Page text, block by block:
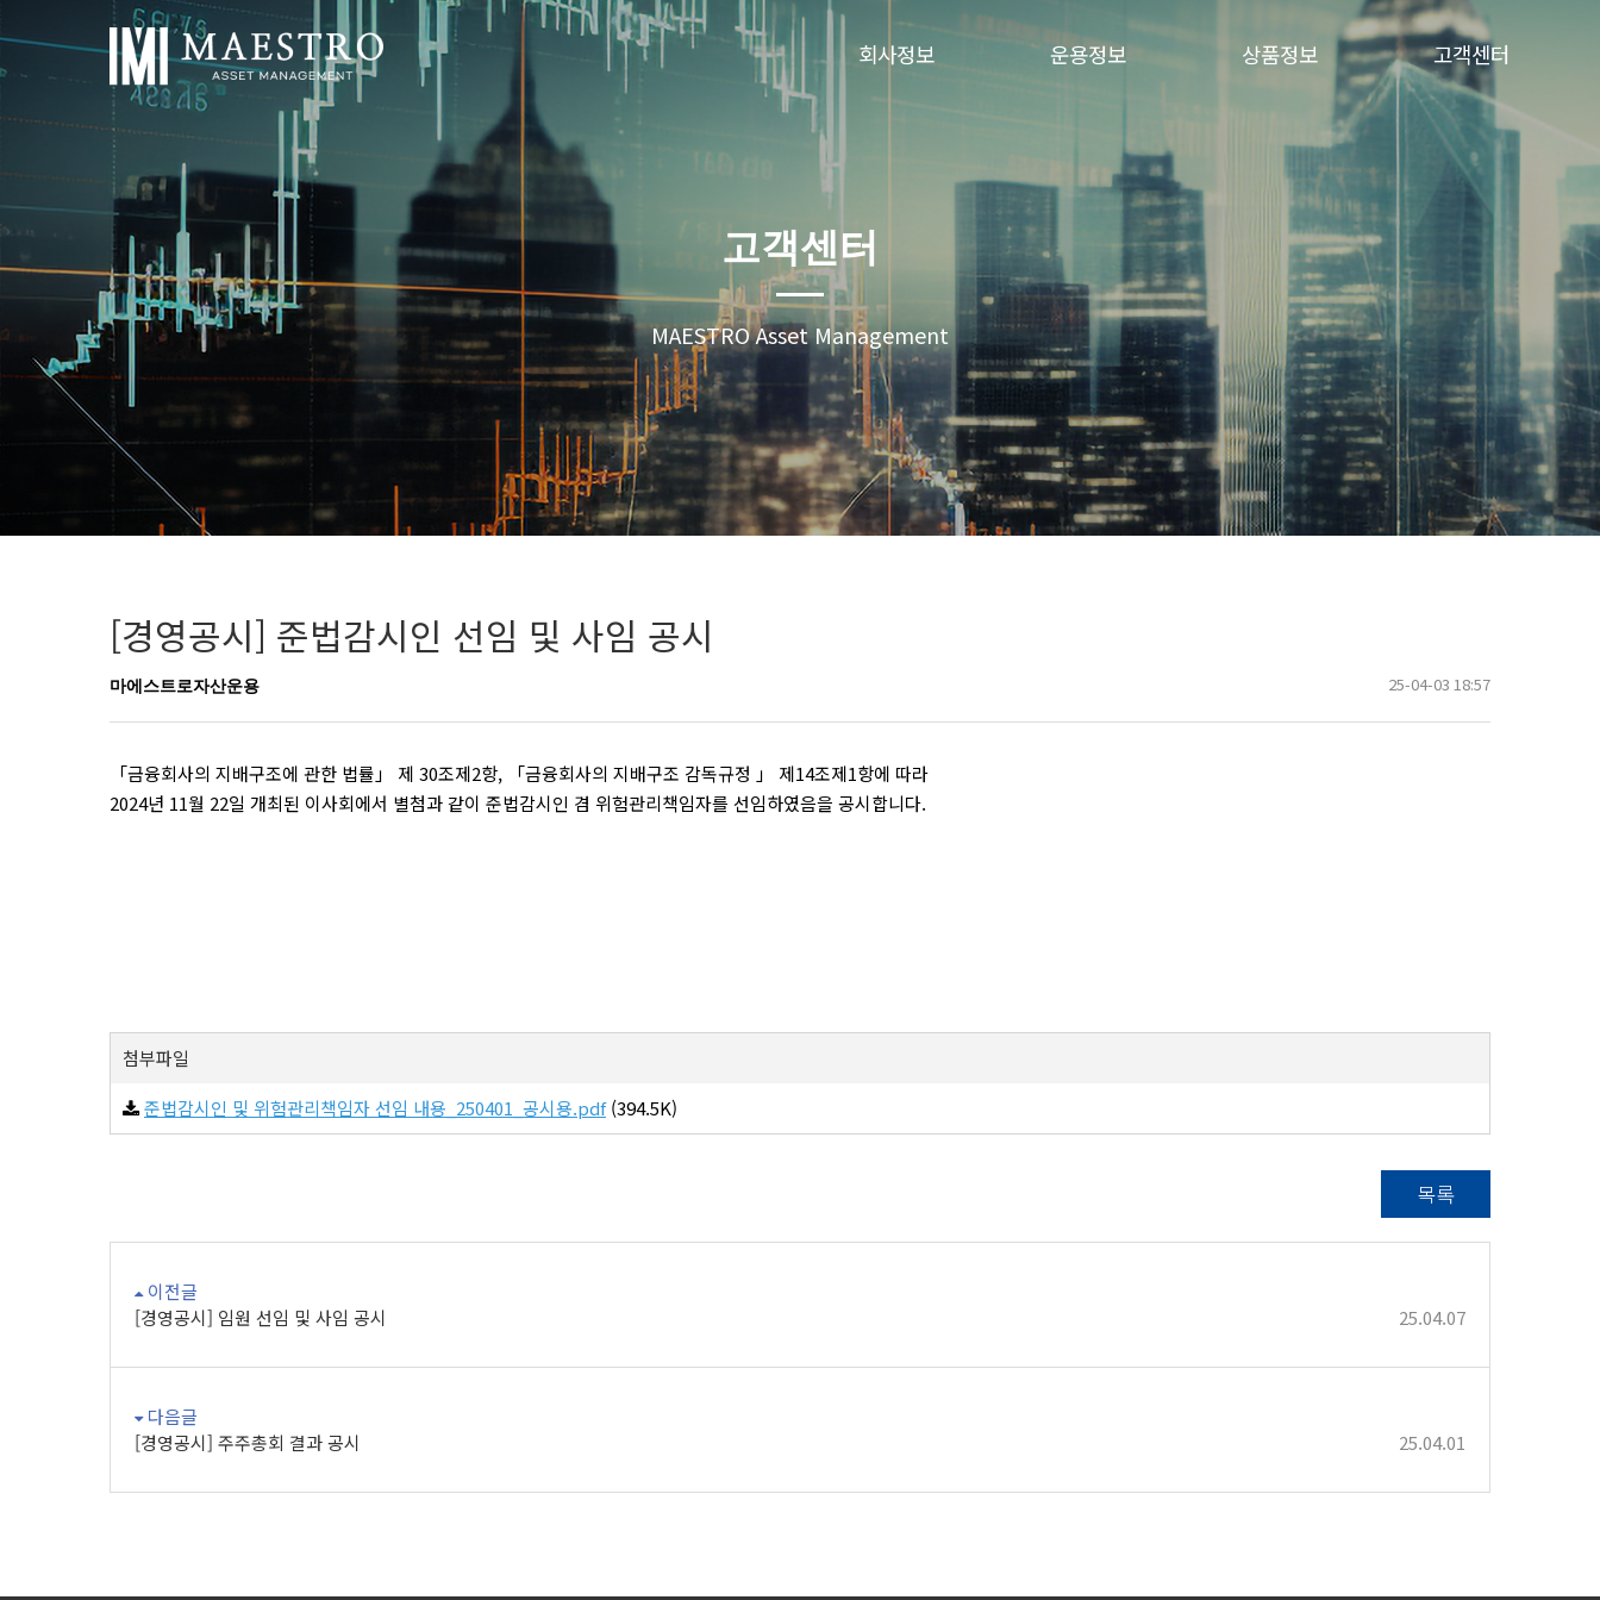
회사정보 운용정보 상품정보 고객센터
고객센터
MAESTRO Asset Management
[경영공시] 준법감시인 선임 및 사임 공시
마에스트로자산운용 25-04-03 18:57
「금융회사의 지배구조에 관한 법률」 제 30조제2항, 「금융회사의 지배구조 감독규정 」 제14조제1항에 따라
2024년 11월 22일 개최된 이사회에서 별첨과 같이 준법감시인 겸 위험관리책임자를 선임하였음을 공시합니다.
첨부파일
준법감시인 및 위험관리책임자 선임 내용_250401_공시용.pdf(394.5K)
목록
이전글
[경영공시] 임원 선임 및 사임 공시
25.04.07
다음글
[경영공시] 주주총회 결과 공시
25.04.01